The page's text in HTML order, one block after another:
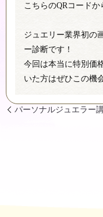
こちらのQRコードか
ジュエリー業界初の
ー診断です！
今回は本当に特別価
いた方はぜひこの機
パーソナルジュエラー